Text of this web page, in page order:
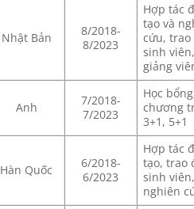
Nhật Bản
8/2018-
8/2023
Hợp tác
tạo và
cứu, trao
sinh
giảng
Anh
7/2018-
7/2023
Học
chương
3+1, 5+1
Hàn Quốc
6/2018-
6/2023
Hợp tác
tạo, trao
sinh
nghiên